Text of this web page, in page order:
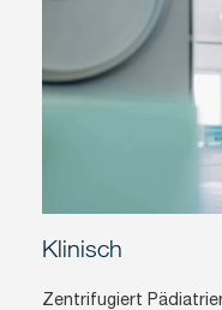
Klinisch
Zentrifugiert